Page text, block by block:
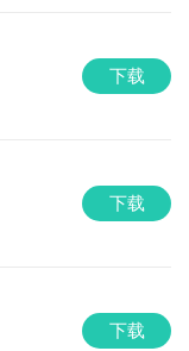
下载
下载
下载